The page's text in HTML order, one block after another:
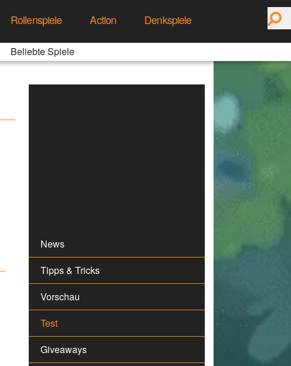
Rollenspiele Action
Denkspiele
Beliebte Spiele
News
Tipps & Tricks
Vorschau
Test
Giveaways